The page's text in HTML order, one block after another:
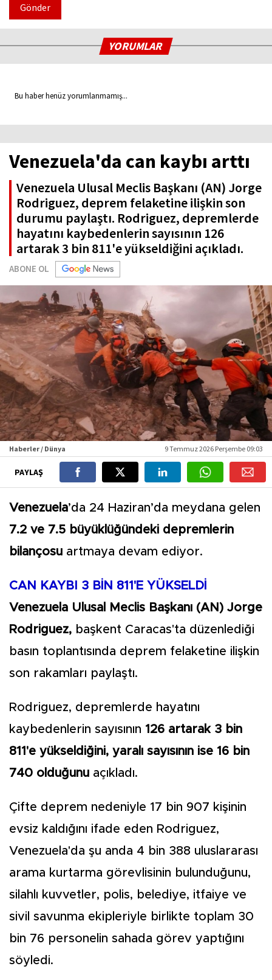
Gönder
YORUMLAR
Bu haber henüz yorumlanmamış...
Venezuela'da can kaybı arttı
Venezuela Ulusal Meclis Başkanı (AN) Jorge
Rodriguez, deprem felaketine ilişkin son
durumu paylaştı. Rodriguez, depremlerde
hayatını kaybedenlerin sayısının 126
artarak 3 bin 811'e yükseldiğini açıkladı.
ABONE OL
Haberler / Dünya 9 Temmuz 2026 Perşembe 09:03
PAYLAŞ
Venezuela’da 24 Haziran’da meydana gelen
7.2 ve 7.5 büyüklüğündeki depremlerin
bilançosu artmaya devam ediyor.
CAN KAYBI 3 BİN 811'E YÜKSELDİ
Venezuela Ulusal Meclis Başkanı (AN) Jorge
Rodriguez, başkent Caracas'ta düzenlediği
basın toplantısında deprem felaketine ilişkin
son rakamları paylaştı.
Rodriguez, depremlerde hayatını
kaybedenlerin sayısının 126 artarak 3 bin
811'e yükseldiğini, yaralı sayısının ise 16 bin
740 olduğunu açıkladı.
Çifte deprem nedeniyle 17 bin 907 kişinin
evsiz kaldığını ifade eden Rodriguez,
Venezuela'da şu anda 4 bin 388 uluslararası
arama kurtarma görevlisinin bulunduğunu,
silahlı kuvvetler, polis, belediye, itfaiye ve
sivil savunma ekipleriyle birlikte toplam 30
bin 76 personelin sahada görev yaptığını
söyledi.